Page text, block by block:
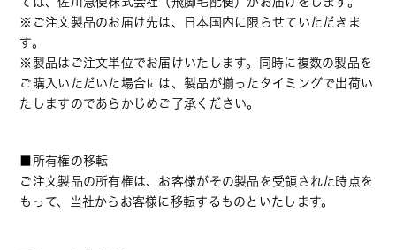
※ご注文製品のお届け先は、日本国内に限らせていただきま
す。
※製品はご注文単位でお届けいたします。同時に複数の製品を
ご購入いただいた場合には、製品が揃ったタイミングで出荷い
たしますのであらかじめご了承ください。
■所有権の移転
ご注文製品の所有権は、お客様がその製品を受領された時点を
もって、当社からお客様に移転するものといたします。